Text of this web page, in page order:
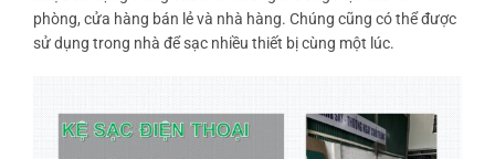
phòng, cửa hàng bán lẻ và nhà hàng. Chúng cũng có thể được
sử dụng trong nhà để sạc nhiều thiết bị cùng một lúc.